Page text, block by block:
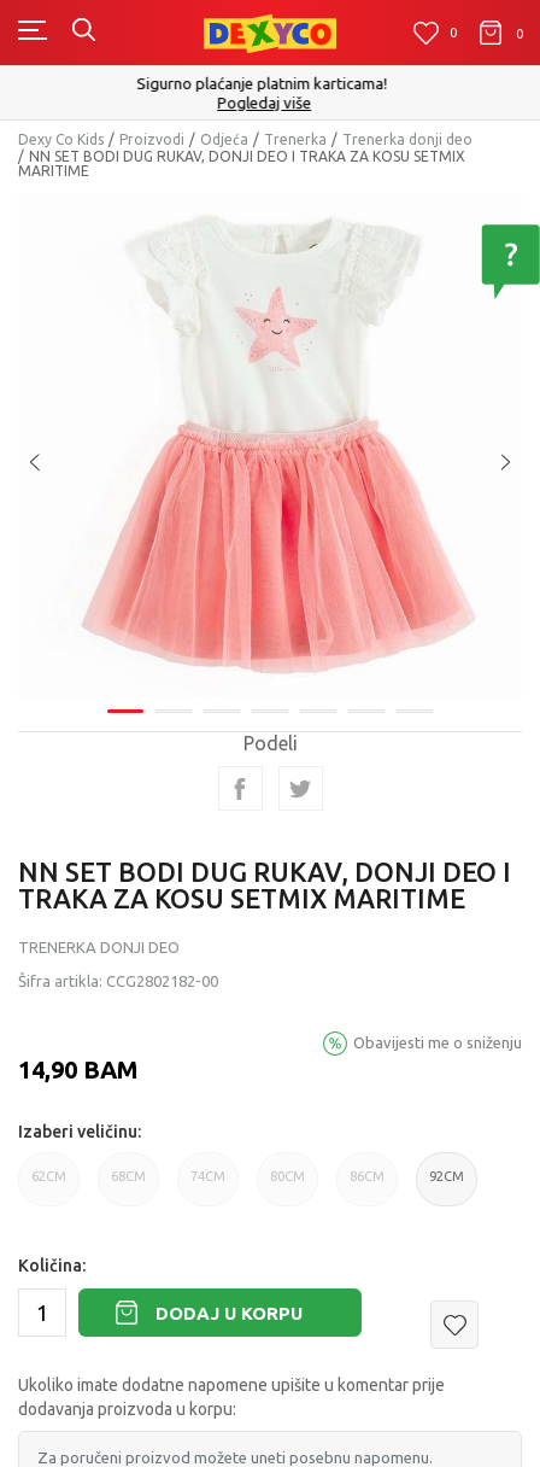
0 0
Click&Collect - Platite karticom Online i preuzmite u prodavnici po
izboru
Pogledaj više
Dexy Co Kids Proizvodi Odjeća Trenerka
Trenerka donji deo
NN SET BODI DUG RUKAV, DONJI DEO I TRAKA ZA KOSU SETMIX
MARITIME
Podeli
NN SET BODI DUG RUKAV, DONJI DEO I
TRAKA ZA KOSU SETMIX MARITIME
TRENERKA DONJI DEO
Šifra artikla: CCG2802182-00
14,90 BAM
Obavijesti me o sniženju
Izaberi veličinu:
62CM 68CM 74CM 80CM 86CM 92CM
Količina:
DODAJ U KORPU
Ukoliko imate dodatne napomene upišite u komentar prije
dodavanja proizvoda u korpu: